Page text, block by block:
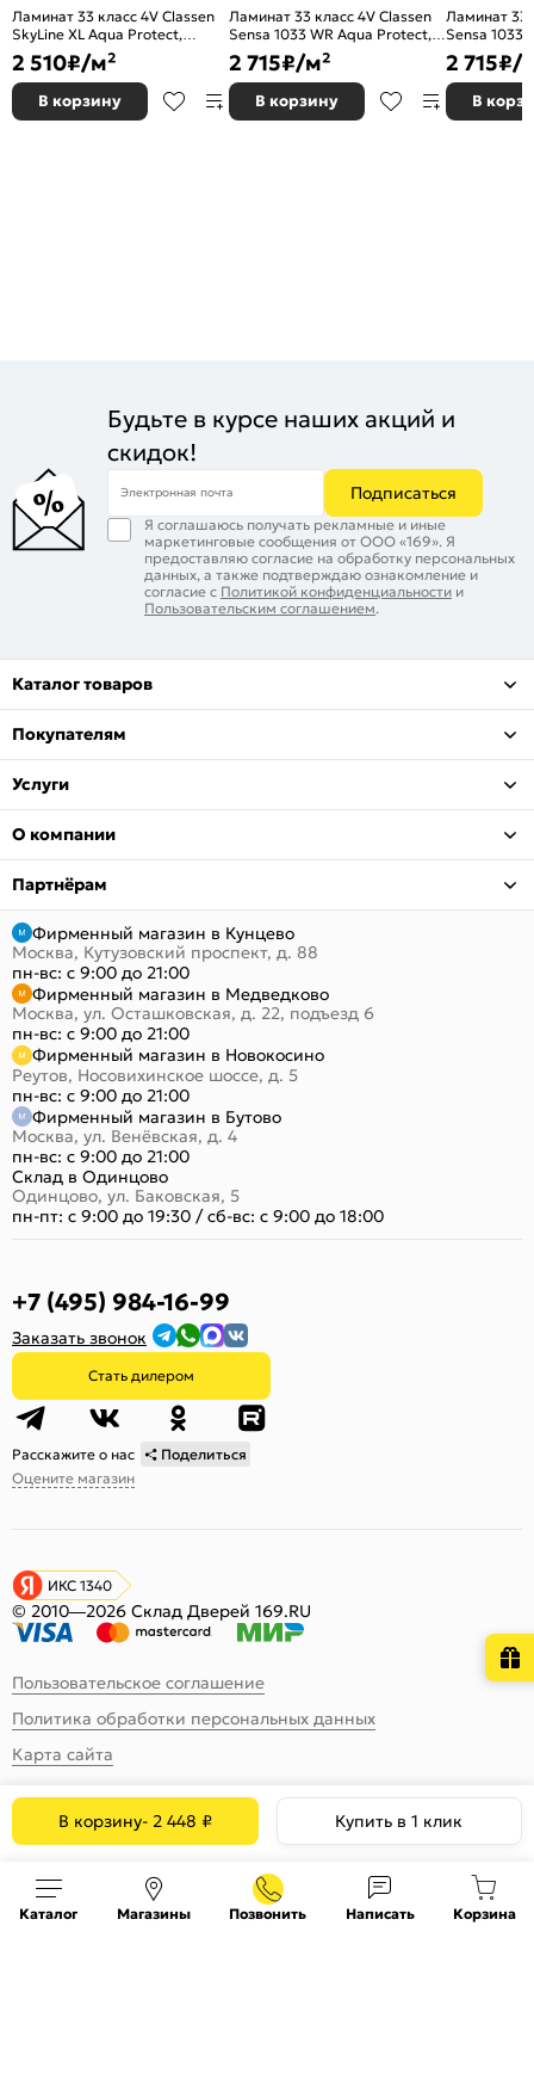
В корзину- 2 448 ₽ Купить в 1 клик
Ламинат 33 класс 4V Classen
SkyLine XL Aqua Protect,
толщина 8 мм, 56190 Marana
2 510₽/м²
В корзину
Ламинат 33 класс 4V Classen
Sensa 1033 WR Aqua Protect,
толщина 10 мм, 56881 Дуб
светло-серый
2 715₽/м²
В корзину
Ламинат 33
Sensa 1033
толщина 10
темно-
2 715₽/
В
Будьте в курсе наших акций и
скидок!
Электронная почта Подписаться
Я соглашаюсь получать рекламные и иные
маркетинговые сообщения от ООО «169». Я
предоставляю согласие на обработку персональных
данных, а также подтверждаю ознакомление и
согласие с Политикой конфиденциальности и
Пользовательским соглашением.
Каталог товаров
Покупателям
Услуги
О компании
Партнёрам
Фирменный магазин в Кунцево
Москва, Кутузовский проспект, д. 88
пн-вс: с 9:00 до 21:00
Фирменный магазин в Медведково
Москва, ул. Осташковская, д. 22, подъезд 6
пн-вс: с 9:00 до 21:00
Фирменный магазин в Новокосино
Реутов, Носовихинское шоссе, д. 5
пн-вс: с 9:00 до 21:00
Фирменный магазин в Бутово
Москва, ул. Венёвская, д. 4
пн-вс: с 9:00 до 21:00
Склад в Одинцово
Одинцово, ул. Баковская, 5
пн-пт: с 9:00 до 19:30 /сб-вс: с 9:00 до 18:00
+7 (495) 984-16-99
Заказать звонок
Стать дилером
Расскажите о нас
Поделиться
Оцените магазин
ИКС 1340
© 2010—2026 Склад Дверей 169.RU
Пользовательское соглашение
Политика обработки персональных данных
Карта сайта
Каталог Магазины Позвонить Написать Корзина